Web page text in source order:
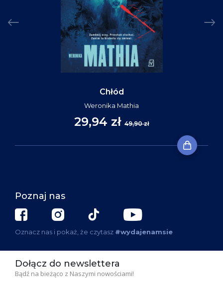
Chłód
Weronika Mathia
29,94 zł 49,90 zł
Poznaj nas
Oznacz nas i pokaż, że czytasz #wydajenamsie
Dołącz do newslettera
Bądź na bieżąco z Naszymi nowościami!